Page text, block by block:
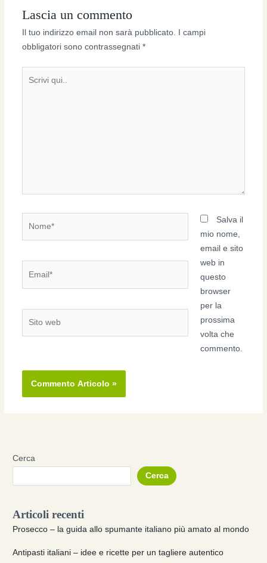
Lascia un commento
Il tuo indirizzo email non sarà pubblicato.
I campi
obbligatori sono contrassegnati *
Salva il
mio nome,
email e sito
web in
questo
browser
per la
prossima
volta che
commento.
Cerca
Cerca
Articoli recenti
Prosecco – la guida allo spumante italiano più amato al mondo
Antipasti italiani – idee e ricette per un tagliere autentico